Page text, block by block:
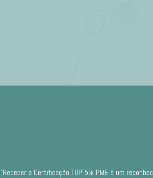
“Receber a Certificação TOP 5% PME é um